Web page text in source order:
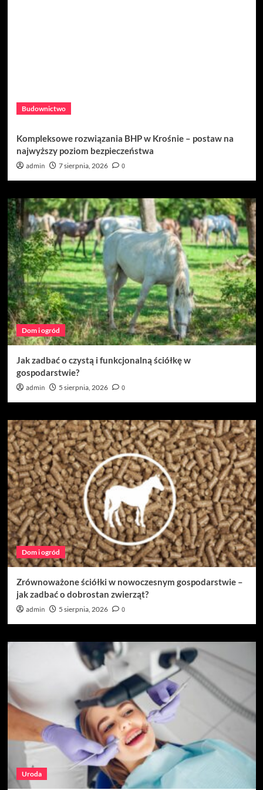
Budownictwo
Kompleksowe rozwiązania BHP w Krośnie – postaw na
najwyższy poziom bezpieczeństwa
admin 7 sierpnia, 2026 0
Dom i ogród
Jak zadbać o czystą i funkcjonalną ściółkę w
gospodarstwie?
admin 5 sierpnia, 2026 0
Dom i ogród
Zrównoważone ściółki w nowoczesnym gospodarstwie –
jak zadbać o dobrostan zwierząt?
admin 5 sierpnia, 2026 0
Uroda